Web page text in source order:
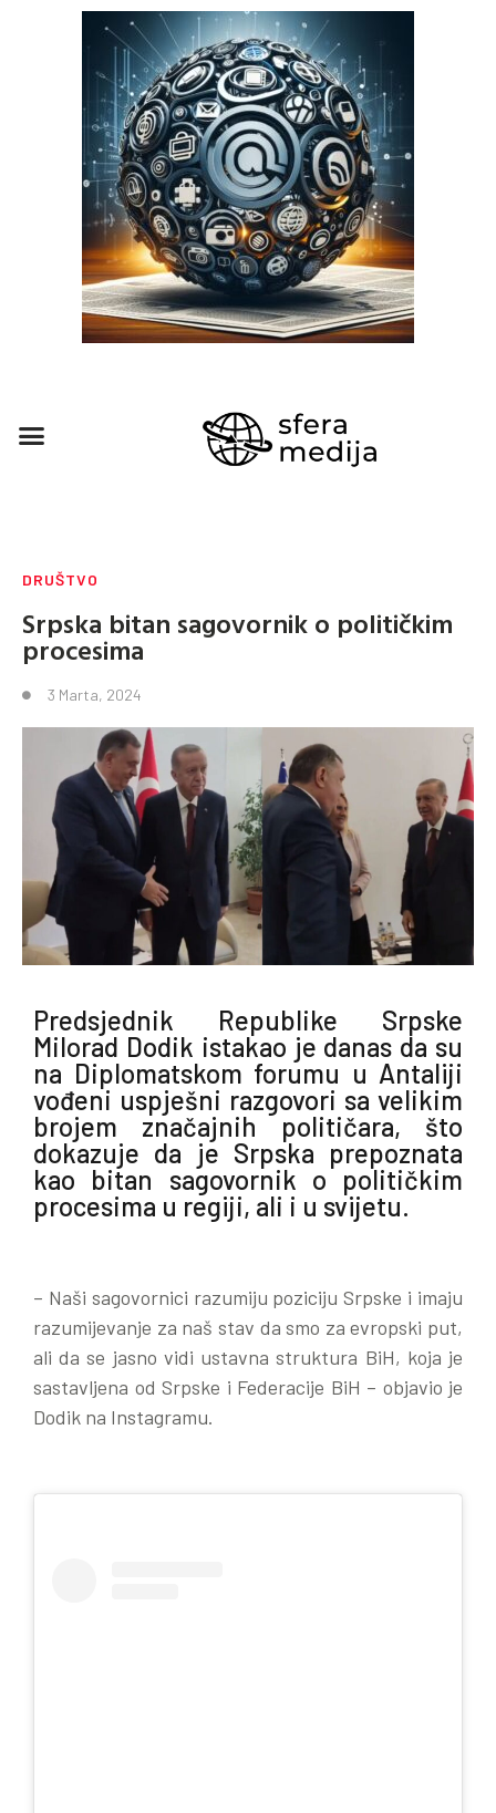
DRUŠTVO
Srpska bitan sagovornik o političkim
procesima
3 Marta, 2024
Predsjednik Republike Srpske
Milorad Dodik istakao je danas da su
na Diplomatskom forumu u Antaliji
vođeni uspješni razgovori sa velikim
brojem značajnih političara, što
dokazuje da je Srpska prepoznata
kao bitan sagovornik o političkim
procesima u regiji, ali i u svijetu.
– Naši sagovornici razumiju poziciju Srpske i imaju
razumijevanje za naš stav da smo za evropski put,
ali da se jasno vidi ustavna struktura BiH, koja je
sastavljena od Srpske i Federacije BiH – objavio je
Dodik na Instagramu.